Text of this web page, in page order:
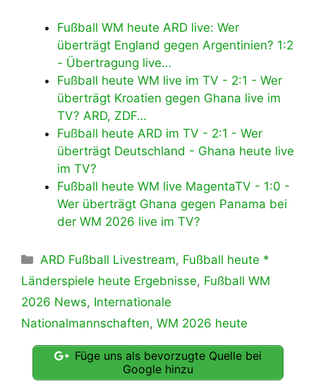
Fußball WM heute ARD live: Wer
überträgt England gegen Argentinien? 1:2
- Übertragung live…
Fußball heute WM live im TV - 2:1 - Wer
überträgt Kroatien gegen Ghana live im
TV? ARD, ZDF…
Fußball heute ARD im TV - 2:1 - Wer
überträgt Deutschland - Ghana heute live
im TV?
Fußball heute WM live MagentaTV - 1:0 -
Wer überträgt Ghana gegen Panama bei
der WM 2026 live im TV?
Kategorien
ARD Fußball Livestream, Fußball heute *
Länderspiele heute Ergebnisse, Fußball WM
2026 News, Internationale
Nationalmannschaften, WM 2026 heute
Füge uns als bevorzugte Quelle bei
Google hinzu